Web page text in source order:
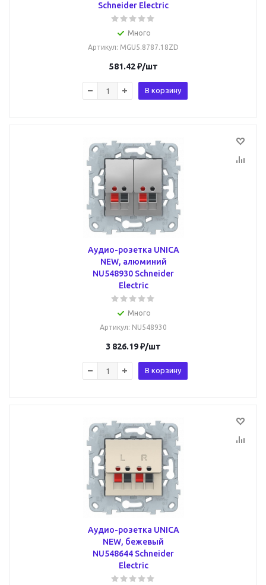
Schneider Electric
Много
Артикул: MGU5.8787.18ZD
581.42₽/шт
В корзину
Аудио-розетка UNICA
NEW, алюминий
NU548930 Schneider
Electric
Много
Артикул: NU548930
3 826.19₽/шт
В корзину
Аудио-розетка UNICA
NEW, бежевый
NU548644 Schneider
Electric